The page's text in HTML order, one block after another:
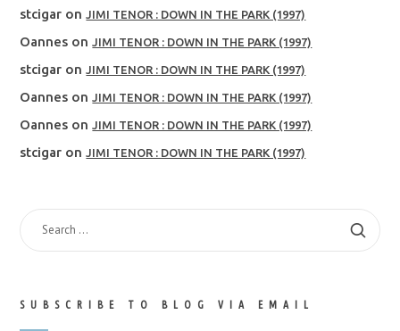
stcigar onJIMI TENOR : DOWN IN THE PARK (1997)
Oannes onJIMI TENOR : DOWN IN THE PARK (1997)
stcigar onJIMI TENOR : DOWN IN THE PARK (1997)
Oannes onJIMI TENOR : DOWN IN THE PARK (1997)
Oannes onJIMI TENOR : DOWN IN THE PARK (1997)
stcigar onJIMI TENOR : DOWN IN THE PARK (1997)
SEARCH
FOR:
SUBSCRIBE TO BLOG VIA EMAIL